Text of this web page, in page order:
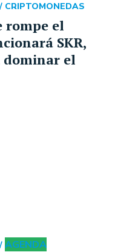
rompe el
SKR,
dominar el
CRIPTOMONEDAS
AGENDA